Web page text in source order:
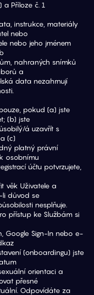
a Příloze č. 1
instrukce, materiály
nebo
nebo jeho jménem
nahraných snímků
a
data nezahrnují
pokud (a) jste
(b) jste
á uzavřít s
(c)
platný právní
osobnímu
účtu potvrzujete,
věk Uživatele a
li důvod se
nesplňuje.
přístup ke Službám si
Google Sign-In nebo e-
(onboardingu) jste
orientaci a
přesné
Odpovídáte za